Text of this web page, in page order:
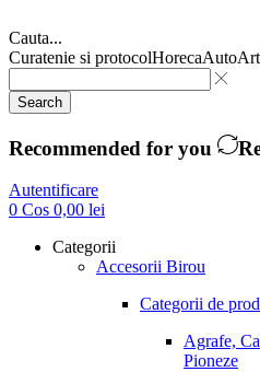
Cauta...
Curatenie si protocolHorecaAuto
Search
Recommended for you
Autentificare
0 Cos 0,00 lei
Categorii
Accesorii Birou
Categorii de
Agrafe,
Pioneze